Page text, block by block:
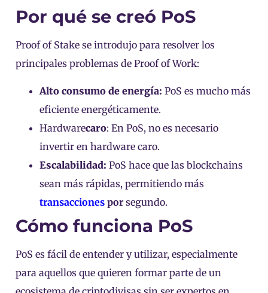
Por qué se creó PoS
Proof of Stake se introdujo para resolver los
principales problemas de Proof of Work:
Alto consumo de energía: PoS es mucho más
eficiente energéticamente.
Hardwarecaro: En PoS, no es necesario
invertir en hardware caro.
Escalabilidad: PoS hace que las blockchains
sean más rápidas, permitiendo más
transacciones por segundo.
Cómo funciona PoS
PoS es fácil de entender y utilizar, especialmente
para aquellos que quieren formar parte de un